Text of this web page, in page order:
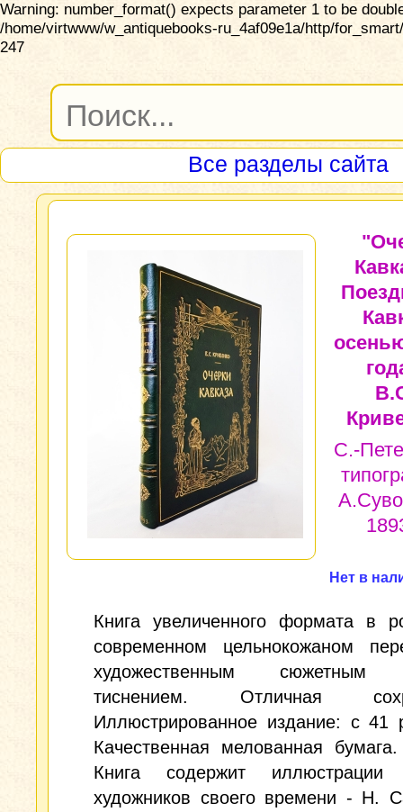
Warning: number_format() expects parameter 1 to be
/home/virtwww/w_antiquebooks-ru_4af09e1a/http/
247
Все разделы сайта
С.-
Нет в
Книга увеличенного формата в
современном цельнокожаном
художественным сюжетным
тиснением. Отличная
Иллюстрированное издание: с 41
Качественная мелованная
Книга содержит иллюстрации
художников своего времени - Н.